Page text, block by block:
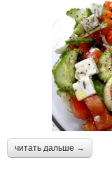
читать дальше →